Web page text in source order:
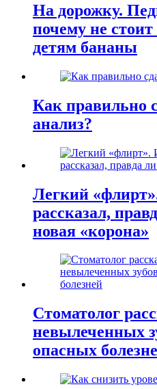
На дорожку.
почему не стоит
детям бананы
Как правильно
анализ?
Легкий
рассказал,
новая «корона»
Стоматолог
невылеченных
опасных